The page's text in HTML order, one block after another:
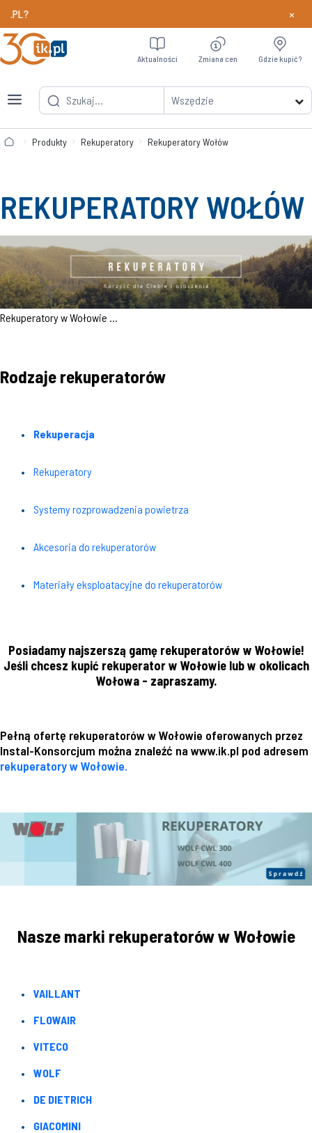
Chcesz szybciej odbierać nagrody w programie Dowiedz
×
Wszędzie
Aktualności Zmiana cen Gdzie kupić?
Produkty Rekuperatory Rekuperatory Wołów
REKUPERATORY WOŁÓW
Rekuperatory w Wołowie ...
Rodzaje rekuperatorów
Rekuperacja
Rekuperatory
Systemy rozprowadzenia powietrza
Akcesoria do rekuperatorów
Materiały eksploatacyjne do rekuperatorów
Posiadamy najszerszą gamę rekuperatorów w Wołowie!
Jeśli chcesz kupić rekuperator w Wołowie lub w okolicach
Wołowa - zapraszamy.
Pełną ofertę rekuperatorów w Wołowie oferowanych przez
Instal-Konsorcjum można znaleźć na www.ik.pl pod adresem
rekuperatory w Wołowie.
Nasze marki rekuperatorów w Wołowie
VAILLANT
FLOWAIR
VITECO
WOLF
DE DIETRICH
GIACOMINI